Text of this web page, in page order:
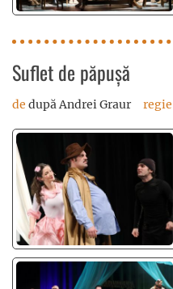
Suflet de păpușă
de după Andrei Graur regie